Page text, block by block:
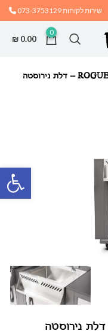
שירות לקוחות073-3753129
0
₪ 0.00